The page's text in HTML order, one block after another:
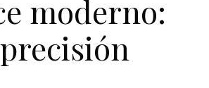
moderno: